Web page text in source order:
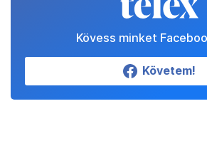
Kövess minket
Követem!